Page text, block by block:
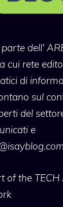
parte dell'
cui rete
di
sul
del
e
of the TECH